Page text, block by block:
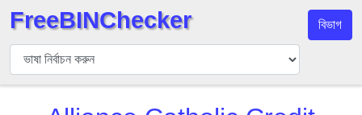
বিন
যাচাইকারী
FreeBINChecker বিভাগ